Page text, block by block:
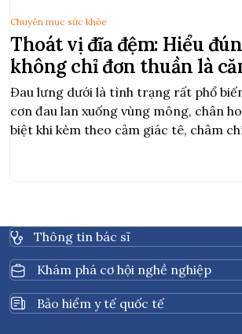
Thoát vị đĩa đệm: Hiểu
không chỉ đơn thuần là
Đau lưng dưới là tình trạng rất phổ
cơn đau lan xuống vùng mông, chân
biệt khi kèm theo cảm giác tê, châm
Chuyên mục sức khỏe
Thông tin bác sĩ
Khám phá cơ hội nghề nghiệp
Bảo hiểm y tế quốc tế